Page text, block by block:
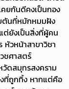
คยกันดีคงเป็นกอง
ตันที่หมักหมมฝัง
ต่ยังเป็นสิ่งที่ผู้คน
หัวหน้าสาขาวิชา
ชศาสตร์
วัดสมุทรสงคราม
งที่ถูกทิ้ง หากแต่คือ